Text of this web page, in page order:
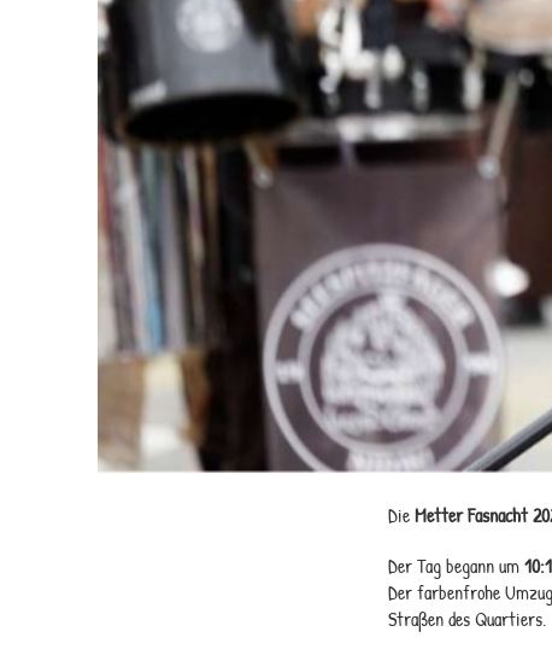
DieMetter Fasnacht
Der Tag begann um
Der farbenfrohe
Straßen des Quartiers.